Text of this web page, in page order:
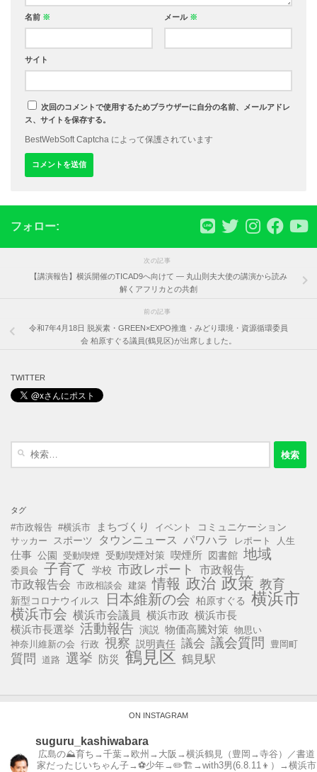
名前 ※ メール ※
サイト
次回のコメントで使用するためブラウザーに自分の名前、メールアドレ
ス、サイトを保存する。
BestWebSoft Captcha によって保護されています
フォロー:
次の記事
【講演報告】横浜開催のTICAD9へ向けて ― 丸山則夫大使の講演から読み
解くアフリカとの共創
前の記事
令和7年4月18日 脱炭素・GREEN×EXPO推進・みどり環境・資源循環委員
会 柏原すぐる議員(鶴見区)が出席しました。
TWITTER
タグ
#市政報告 #横浜市 まちづくり イベント コミュニケーション
サッカー スポーツ タウンニュース パワハラ レポート 人生
仕事 公園 受動喫煙 受動喫煙対策 喫煙所 図書館 地域
委員会 子育て 学校 市政レポート 市政報告
市政報告会 市政相談会 建築 情報 政治 政策 教育
新型コロナウイルス 日本維新の会 柏原すぐる 横浜市
横浜市会 横浜市会議員 横浜市政 横浜市長
横浜市長選挙 活動報告 演説 物価高騰対策 物思い
神奈川維新の会 行政 視察 説明責任 議会 議会質問 豊岡町
質問 道路 選挙 防災 鶴見区 鶴見駅
ON INSTAGRAM
suguru_kashiwabara
広島の⛰育ち→千葉→欧州→大阪→横浜鶴見（豊岡→寺谷）／書道
家だったじいちゃん子→⚽️少年→✏️🏗→with3男(6.8.11👦）→横浜市